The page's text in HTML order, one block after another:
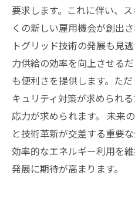
要求します。これに伴い、
くの新しい雇用機会が創出
トグリッド技術の発展も見
力供給の効率を向上させる
も便利さを提供します。た
キュリティ対策が求められ
応力が求められます。 未来
と技術革新が交差する重要
効率的なエネルギー利用を
発展に期待が高まります。